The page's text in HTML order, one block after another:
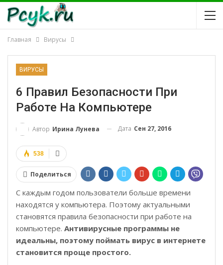
Главная Вирусы
ВИРУСЫ
6 Правил Безопасности При
Работе На Компьютере
Автор Ирина Лунева Дата Сен 27, 2016
538
Поделиться
С каждым годом пользователи больше времени
находятся у компьютера. Поэтому актуальными
становятся правила безопасности при работе на
компьютере. Антивирусные программы не
идеальны, поэтому поймать вирус в интернете
становится проще простого.